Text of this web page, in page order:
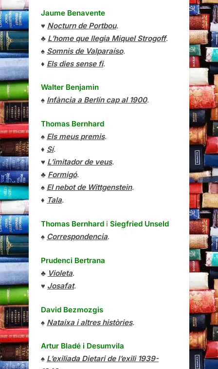
Jaume Benavente
♥ Nocturn de Portbou.
♣ L’home que llegia Miquel Strogoff.
♠ Somnis de Valparaíso.
♦ Els dies sense fi.
Walter Benjamin
♠ Infància a Berlín cap al 1900.
Thomas Bernhard
♠ Els meus premis.
♦ Sí.
♥ L’imitador de veus.
♣ Formigó.
♠ El nebot de Wittgenstein.
♦ Tala.
Thomas Bernhard i Siegfried Unseld
♠ Correspondencia.
Prudenci Bertrana
♣ Violeta.
♥ Josafat.
David Bezmozgis
♠ Nataixa i altres històries.
Artur Bladé i Desumvila
♠ L’exiliada Dietari de l’exili 1939-